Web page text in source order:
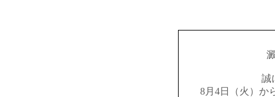
誠
8月4日（火）か